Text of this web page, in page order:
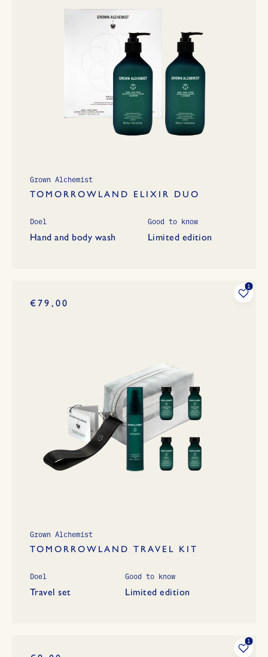
Grown Alchemist
TOMORROWLAND ELIXIR DUO
Doel
Hand and body wash
Good to know
Limited edition
Grown Alchemist
TOMORROWLAND TRAVEL KIT
€79,00
Doel
Travel set
Good to know
Limited edition